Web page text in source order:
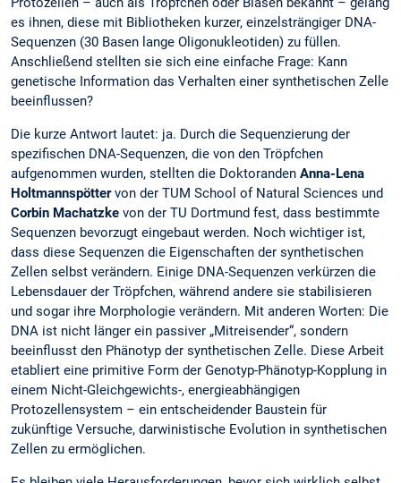
es ihnen, diese mit Bibliotheken kurzer, einzelsträngiger DNA-
Sequenzen (30 Basen lange Oligonukleotiden) zu füllen.
Anschließend stellten sie sich eine einfache Frage: Kann
genetische Information das Verhalten einer synthetischen Zelle
beeinflussen?
Die kurze Antwort lautet: ja. Durch die Sequenzierung der
spezifischen DNA-Sequenzen, die von den Tröpfchen
aufgenommen wurden, stellten die Doktoranden Anna-Lena
Holtmannspöttervon der TUM School of Natural Sciences und
Corbin Machatzke von der TU Dortmund fest, dass bestimmte
Sequenzen bevorzugt eingebaut werden. Noch wichtiger ist,
dass diese Sequenzen die Eigenschaften der synthetischen
Zellen selbst verändern. Einige DNA-Sequenzen verkürzen die
Lebensdauer der Tröpfchen, während andere sie stabilisieren
und sogar ihre Morphologie verändern. Mit anderen Worten: Die
DNA ist nicht länger ein passiver „Mitreisender“, sondern
beeinflusst den Phänotyp der synthetischen Zelle. Diese Arbeit
etabliert eine primitive Form der Genotyp-Phänotyp-Kopplung in
einem Nicht-Gleichgewichts-, energieabhängigen
Protozellensystem – ein entscheidender Baustein für
zukünftige Versuche, darwinistische Evolution in synthetischen
Zellen zu ermöglichen.